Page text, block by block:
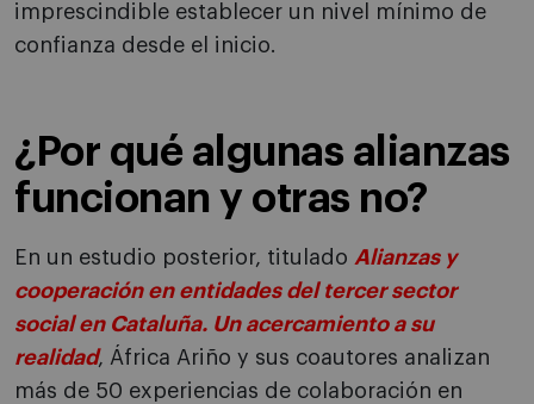
imprescindible establecer un nivel mínimo de
confianza desde el inicio.
¿Por qué algunas alianzas
funcionan y otras no?
En un estudio posterior, titulado Alianzas y
cooperación en entidades del tercer sector
social en Cataluña. Un acercamiento a su
realidad, África Ariño y sus coautores analizan
más de 50 experiencias de colaboración en